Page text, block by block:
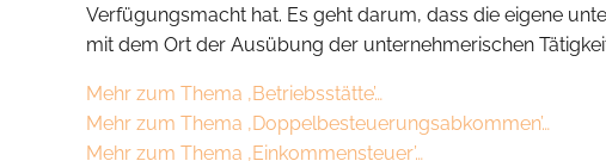
Verfügungsmacht hat. Es geht darum, dass die eigene
mit dem Ort der Ausübung der unternehmerischen
Mehr zum Thema ‚Betriebsstätte’…
Mehr zum Thema ‚Doppelbesteuerungsabkommen’…
Mehr zum Thema ‚Einkommensteuer’…